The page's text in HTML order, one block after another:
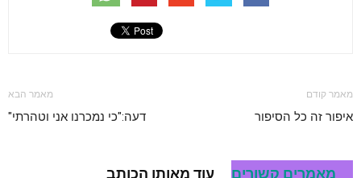
מאמר קודם
איפור זה כל הסיפור
מאמר הבא
דעה:"כי נמכרנו אני וטהרתי"
מאמרים קשורים עוד מאותו הכותב